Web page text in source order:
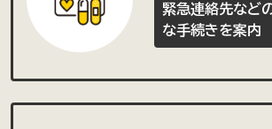
緊急連絡先など
な手続きを案内